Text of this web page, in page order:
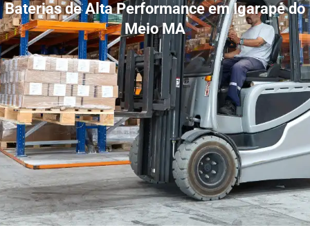
Baterias de Alta Performance em Igarapé do
Meio MA